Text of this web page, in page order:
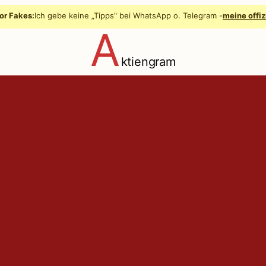
Fakes:Ich gebe keine „Tipps" bei WhatsApp o. Telegram -meine
A ktiengram